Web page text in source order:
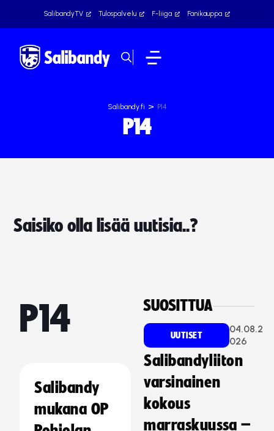
SalibandyTV Tulospalvelu F-liiga Fanikauppa
Salibandy.fi > P14
P14
Saisiko olla lisää uutisia..?
P14
Salibandy
mukana OP
SUOSITTUA
UUTISET
04.08.2
026
Salibandyliiton
varsinainen
kokous
marraskuussa –